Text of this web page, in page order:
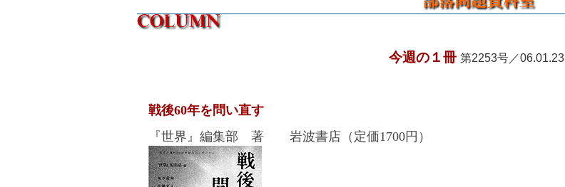
今週の１冊 第2253号／06.01.23
戦後60年を問い直す
『世界』編集部 著 岩波書店（定価1700円）